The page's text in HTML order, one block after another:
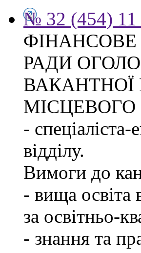
№ 32 (454) 11
ФІНАНСОВЕ
РАДИ
-
відділу.
Вимоги до
- вища освіта
за освітньо-
- знання та